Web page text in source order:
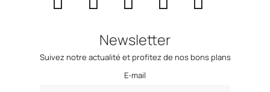
Newsletter
Suivez notre actualité et profitez de nos bons plans
E-mail